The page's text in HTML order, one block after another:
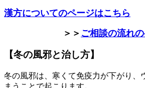
漢方についてのページはこちら
＞＞ ご相談の流れ
【冬の風邪と治し方】
冬の風邪は、寒くて免疫力が下がり、